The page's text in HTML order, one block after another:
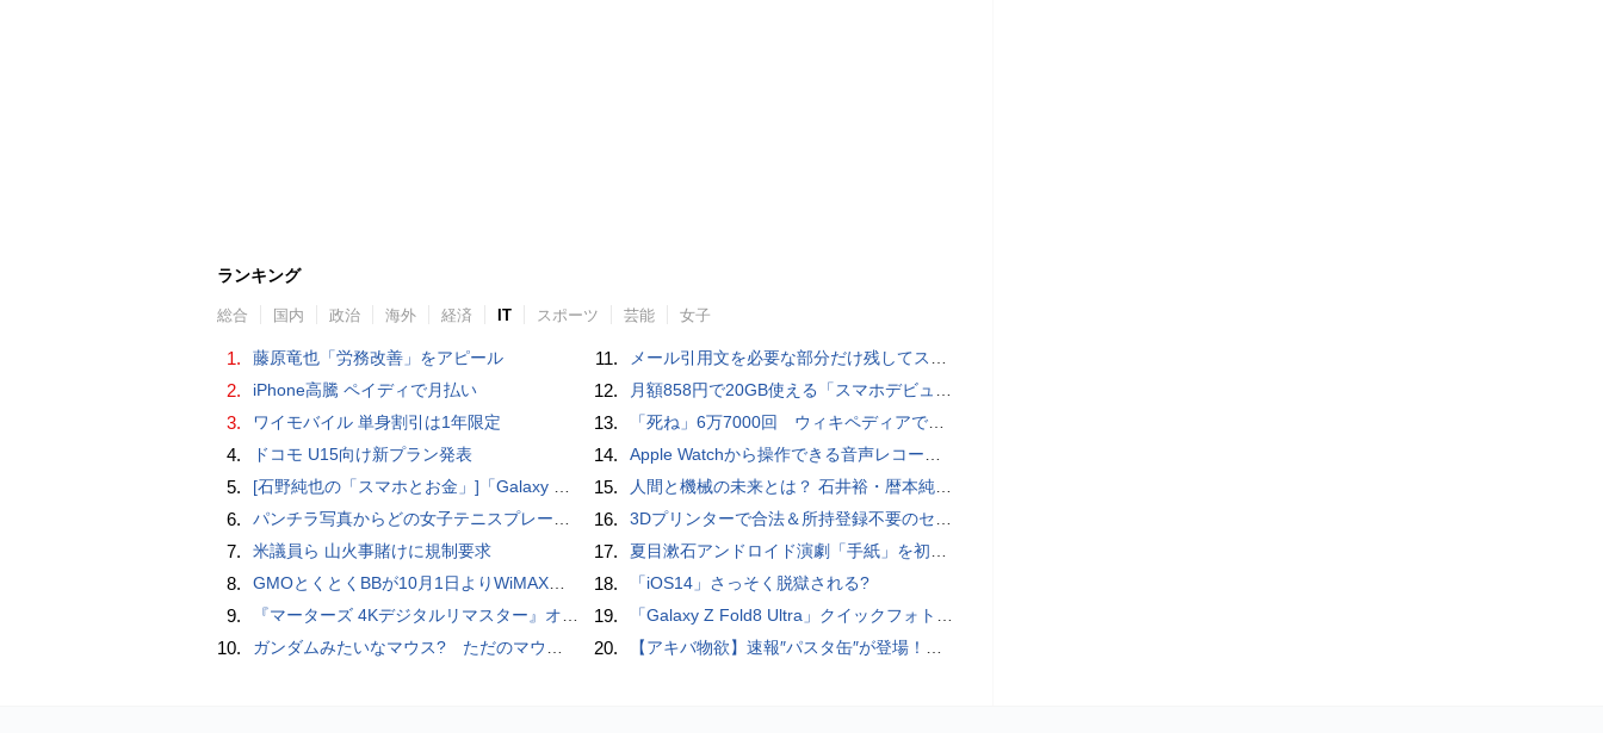
ランキング
総合 国内 政治 海外 経済 IT スポーツ 芸能 女子
1. 藤原竜也「労務改善」をアピール
2. iPhone高騰 ペイディで月払い
3. ワイモバイル 単身割引は1年限定
4. ドコモ U15向け新プラン発表
5. [石野純也の「スマホとお金」]「Galaxy Z Fold7／Flip7」発表、注目したいソフトバンクの価格攻勢
6. パンチラ写真からどの女子テニスプレーヤーのものなのか当てるクイズ「Tennis Upskirts」
7. 米議員ら 山火事賭けに規制要求
8. GMOとくとくBBが10月1日よりWiMAXなど月額605円値上げ！全6種の重要変更を徹底解説
9. 『マーターズ 4Kデジタルリマスター』オールナイト上映、鬼畜な併映作品が決定 全部観たら“生還証”をプレゼント［ホラー通信］
10. ガンダムみたいなマウス? ただのマウスとは違うのだよ1944通りの形状に変更できる驚異のマウス
11. メール引用文を必要な部分だけ残してスッキリ返信するiPhoneメールの便利技：iPhone Tips
12. 月額858円で20GB使える「スマホデビュープラン U15」ドコモが提供、ahamoも割引になる親子割も
13. 「死ね」6万7000回 ウィキペディアで異常「荒らし」
14. ​Apple Watchから操作できる音声レコーダMeta Recorder、録音レベル調整も対応
15. 人間と機械の未来とは？ 石井裕・暦本純一・稲見昌彦らHCI研究者が集うトークイヴェント：2016/1/31に開催
16. 3Dプリンターで合法＆所持登録不要のセミオートマチック銃を自作、発砲試験にも成功した猛者が登場
17. 夏目漱石アンドロイド演劇「手紙」を初上演！平田オリザ氏の作・演出、二松学舎大学で
18. 「iOS14」さっそく脱獄される?
19. 「Galaxy Z Fold8 Ultra」クイックフォトレビュー
20. 【アキバ物欲】速報″パスタ缶″が登場！チチブデンキ 小菅社長がアキバの缶詰事情を語る